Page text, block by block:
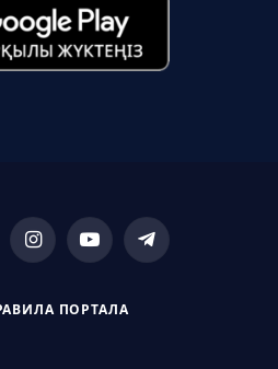
InstagramYouTubeTelegram
ПОРТАЛА